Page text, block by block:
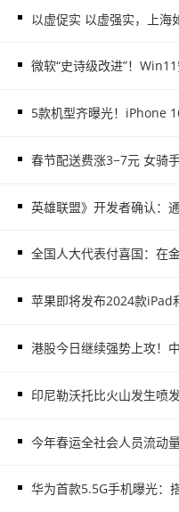
以虚促实 以虚强实，上海
微软“史诗级改进”！
5款机型齐曝光！iPhone
春节配送费涨3−7元 女骑
英雄联盟》开发者确认：
全国人大代表付喜国：在
苹果即将发布2024款iPad
港股今日继续强势上攻！
印尼勒沃托比火山发生喷发
今年春运全社会人员流动
华为首款5.5G手机曝光：